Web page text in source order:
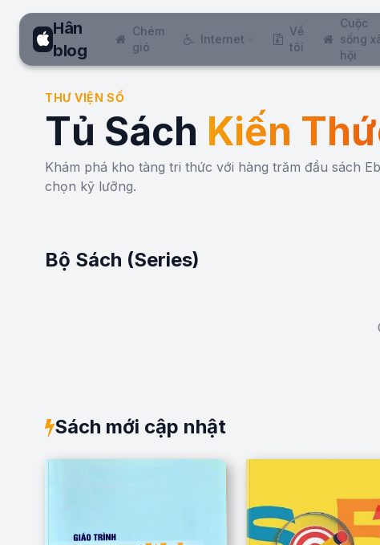
Hân
blog
Chém
gió
Internet
Về
tôi
Cuộc
sống
hội
THƯ VIỆN SỐ
Tủ Sách Kiến
Khám phá kho tàng tri thức với hàng trăm đầu sách
chọn kỹ lưỡng.
Bộ Sách (Series)
Sách mới cập nhật